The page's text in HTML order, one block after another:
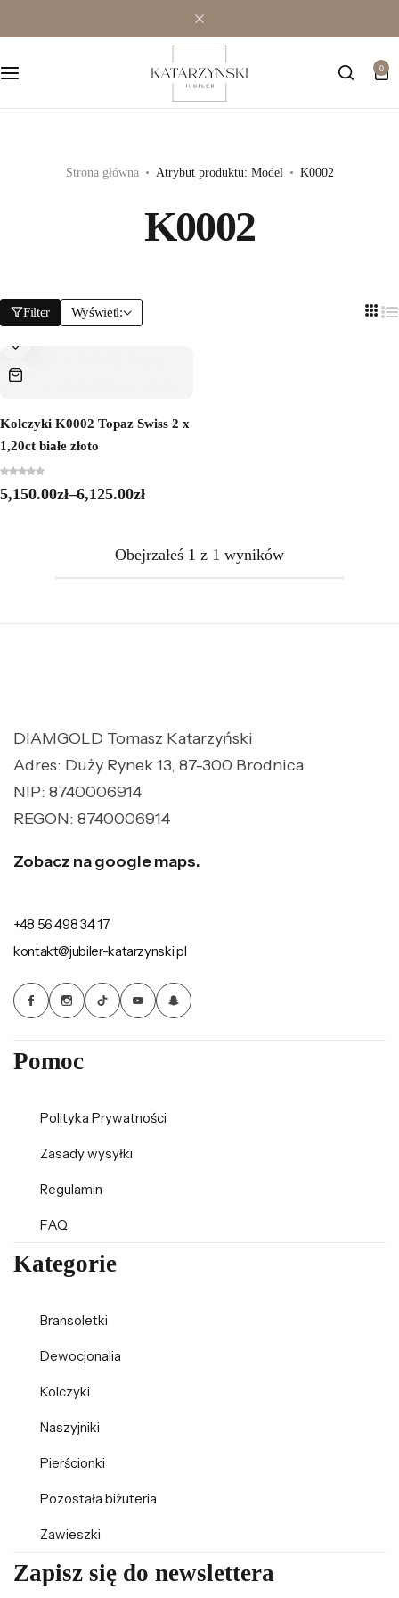
0
Strona główna Atrybut produktu: Model K0002
K0002
Filter Wyświetl:
Kolczyki K0002 Topaz Swiss 2 x
1,20ct białe złoto
5,150.00zł–6,125.00zł
Obejrzałeś 1 z 1 wyników
DIAMGOLD Tomasz Katarzyński
Adres: Duży Rynek 13, 87-300 Brodnica
NIP: 8740006914
REGON: 8740006914
Zobacz na google maps.
+48 56 498 34 17
kontakt@jubiler-katarzynski.pl
Pomoc
Polityka Prywatności
Zasady wysyłki
Regulamin
FAQ
Kategorie
Bransoletki
Dewocjonalia
Kolczyki
Naszyjniki
Pierścionki
Pozostała biżuteria
Zawieszki
Zapisz się do newslettera
Premium
Naszyjniki